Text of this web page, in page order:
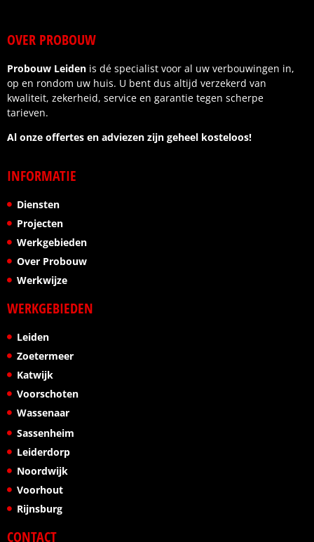
OVER PROBOUW
Probouw Leiden is dé specialist voor al uw verbouwingen in,
op en rondom uw huis. U bent dus altijd verzekerd van
kwaliteit, zekerheid, service en garantie tegen scherpe
tarieven.
Al onze offertes en adviezen zijn geheel kosteloos!
INFORMATIE
Diensten
Projecten
Werkgebieden
Over Probouw
Werkwijze
WERKGEBIEDEN
Leiden
Zoetermeer
Katwijk
Voorschoten
Wassenaar
Sassenheim
Leiderdorp
Noordwijk
Voorhout
Rijnsburg
CONTACT